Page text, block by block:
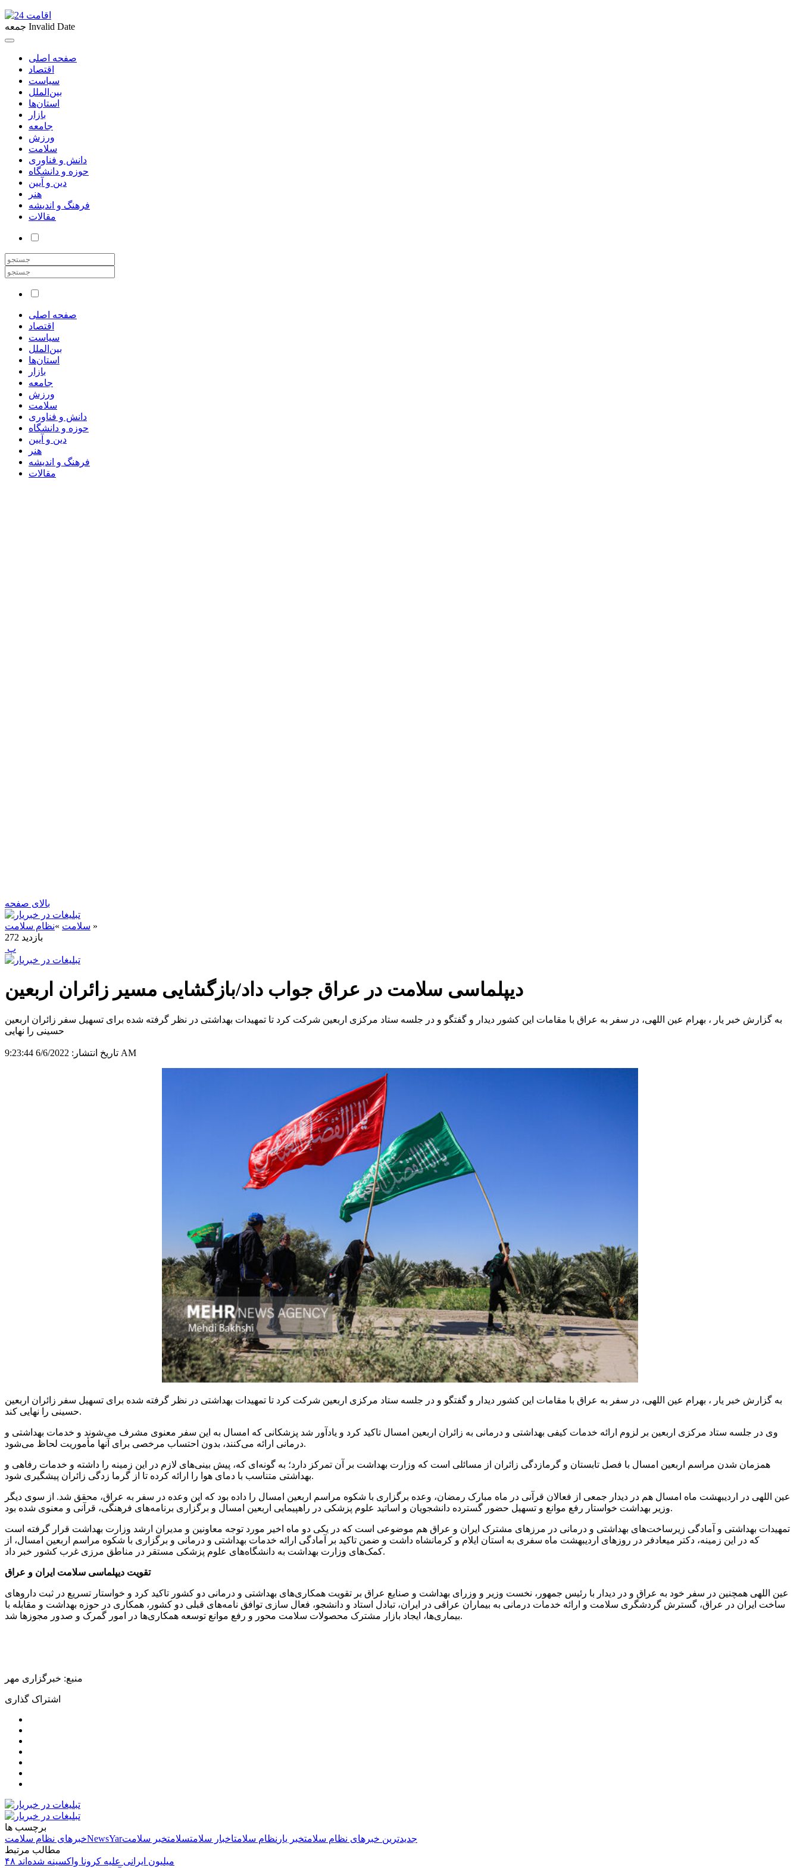
جمعه Invalid Date
صفحه اصلی
اقتصاد
سیاست
بین‌الملل
استان‌ها
بازار
جامعه
ورزش
سلامت
دانش و فناوری
حوزه و دانشگاه
دین و آیین
هنر
فرهنگ و اندیشه
مقالات
صفحه اصلی
اقتصاد
سیاست
بین‌الملل
استان‌ها
بازار
جامعه
ورزش
سلامت
دانش و فناوری
حوزه و دانشگاه
دین و آیین
هنر
فرهنگ و اندیشه
مقالات
بالای صفحه
سلامت »نظام سلامت
»
272 بازدید
‍ پ
دیپلماسی سلامت در عراق جواب داد/بازگشایی مسیر زائران اربعین
به گزارش خبر یار ، بهرام عین اللهی، در سفر به عراق با مقامات این کشور دیدار و گفتگو و در جلسه ستاد مرکزی اربعین شرکت کرد تا تمهیدات بهداشتی در نظر گرفته شده برای تسهیل سفر زائران اربعین
حسینی را نهایی
تاریخ انتشار: 6/6/2022 9:23:44 AM
به گزارش خبر یار ، بهرام عین اللهی، در سفر به عراق با مقامات این کشور دیدار و گفتگو و در جلسه ستاد مرکزی اربعین شرکت کرد تا تمهیدات بهداشتی در نظر گرفته شده برای تسهیل سفر زائران اربعین
حسینی را نهایی کند.
وی در جلسه ستاد مرکزی اربعین بر لزوم ارائه خدمات کیفی بهداشتی و درمانی به زائران اربعین امسال تاکید کرد و یادآور شد پزشکانی که امسال به این سفر معنوی مشرف می‌شوند و خدمات بهداشتی و
درمانی ارائه می‌کنند، بدون احتساب مرخصی برای آنها مأموریت لحاظ می‌شود.
همزمان شدن مراسم اربعین امسال با فصل تابستان و گرمازدگی زائران از مسائلی است که وزارت بهداشت بر آن تمرکز دارد؛ به گونه‌ای که، پیش بینی‌های لازم در این زمینه را داشته و خدمات رفاهی و
بهداشتی متناسب با دمای هوا را ارائه کرده تا از گرما زدگی زائران پیشگیری شود.
عین اللهی در اردیبهشت ماه امسال هم در دیدار جمعی از فعالان قرآنی در ماه مبارک رمضان، وعده برگزاری با شکوه مراسم اربعین امسال را داده بود که این وعده در سفر به عراق، محقق شد. از سوی دیگر
وزیر بهداشت خواستار رفع موانع و تسهیل حضور گسترده دانشجویان و اساتید علوم پزشکی در راهپیمایی اربعین امسال و برگزاری برنامه‌های فرهنگی، قرآنی و معنوی شده بود.
تمهیدات بهداشتی و آمادگی زیرساخت‌های بهداشتی و درمانی در مرزهای مشترک ایران و عراق هم موضوعی است که در یکی دو ماه اخیر مورد توجه معاونین و مدیران ارشد وزارت بهداشت قرار گرفته است
که در این زمینه، دکتر میعادفر در روزهای اردیبهشت ماه سفری به استان ایلام و کرمانشاه داشت و ضمن تاکید بر آمادگی ارائه خدمات بهداشتی و درمانی و برگزاری با شکوه مراسم اربعین امسال، از
کمک‌های وزارت بهداشت به دانشگاه‌های علوم پزشکی مستقر در مناطق مرزی غرب کشور خبر داد.
تقویت دیپلماسی سلامت ایران و عراق
عین اللهی همچنین در سفر خود به عراق و در دیدار با رئیس جمهور، نخست وزیر و وزرای بهداشت و صنایع عراق بر تقویت همکاری‌های بهداشتی و درمانی دو کشور تاکید کرد و خواستار تسریع در ثبت داروهای
ساخت ایران در عراق، گسترش گردشگری سلامت و ارائه خدمات درمانی به بیماران عراقی در ایران، تبادل استاد و دانشجو، فعال سازی توافق نامه‌های قبلی دو کشور، همکاری در حوزه بهداشت و مقابله با
بیماری‌ها، ایجاد بازار مشترک محصولات سلامت محور و رفع موانع توسعه همکاری‌ها در امور گمرک و صدور مجوزها شد.
منبع: خبرگزاری مهر
اشتراک گذاری
برچسب ها
خبرهای نظام سلامتNewsYar جدیدترین خبرهای نظام سلامتخبر یار نظام سلامتاخبار سلامتسلامتخبر سلامت
مطالب مرتبط
۴۸ میلیون ایرانی علیه کرونا واکسینه شده‌اند